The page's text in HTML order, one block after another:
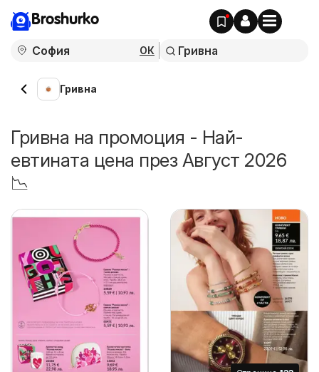
Broshurko
ОК
Гривна
Гривна на промоция - Най-
евтината цена през Август 2026
📉